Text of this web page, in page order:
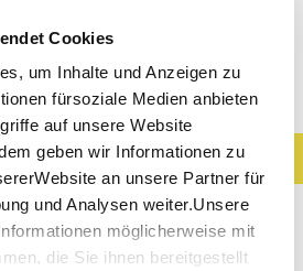
Cookies
um Inhalte und Anzeigen zu
fürsoziale Medien anbieten
auf unsere Website
geben wir Informationen zu
an unsere Partner für
und Analysen weiter.Unsere
möglicherweise mit
die Sie ihnen bereitgestellt
der Tour
Karte anzeigen
Gastronomie Wein
Freizeit